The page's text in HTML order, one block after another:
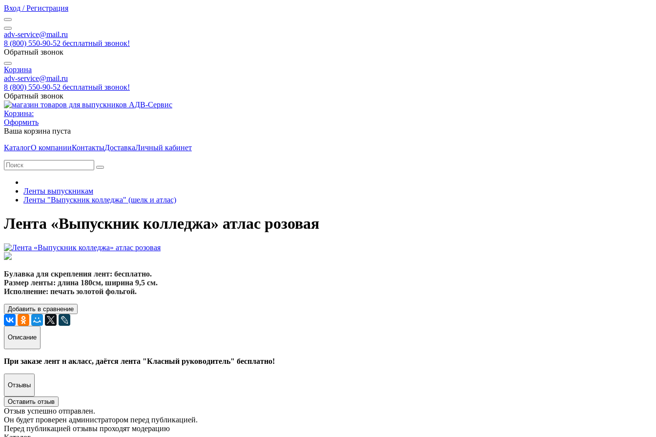
Вход / Регистрация
adv-service@mail.ru
8 (800) 550-90-52 бесплатный звонок!
Обратный звонок
Корзина
adv-service@mail.ru
8 (800) 550-90-52 бесплатный звонок!
Обратный звонок
Корзина:
Оформить
Ваша корзина пуста
КаталогО компанииКонтактыДоставкаЛичный кабинет
Ленты выпускникам
Ленты "Выпускник колледжа" (шелк и атлас)
Лента «Выпускник колледжа» атлас розовая
Булавка для скрепления лент: бесплатно.
Размер ленты: длина 180см, ширина 9,5 см.
Исполнение: печать золотой фольгой.
Добавить в сравнение
Описание
При заказе лент н акласс, даётся лента "Класный руководитель" бесплатно!
Отзывы
Оставить отзыв
Отзыв успешно отправлен.
Он будет проверен администратором перед публикацией.
Перед публикацией отзывы проходят модерацию